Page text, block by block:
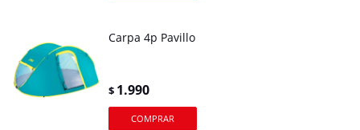
Carpa 4p Pavillo
$ 1.990